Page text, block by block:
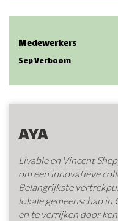
Medewerkers
Sep Verboom
AYA
Livable en Vincent
om een innovatieve
Belangrijkste
lokale gemeenschap
en te verrijken door